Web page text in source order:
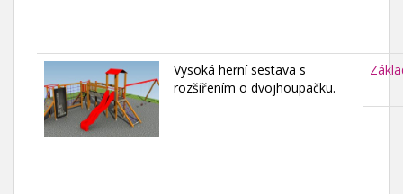
Vysoká herní sestava s
rozšířením o dvojhoupačku.